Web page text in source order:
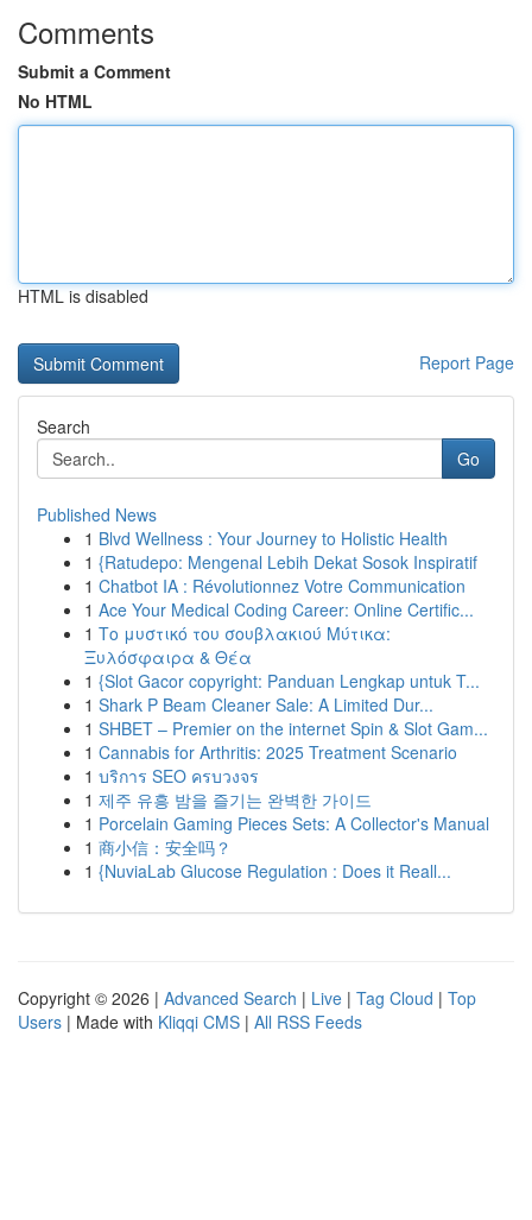
Comments
Submit a Comment
No HTML
HTML is disabled
Report Page
Search
Go
Published News
1 Blvd Wellness : Your Journey to Holistic Health
1 {Ratudepo: Mengenal Lebih Dekat Sosok Inspiratif
1 Chatbot IA : Révolutionnez Votre Communication
1 Ace Your Medical Coding Career: Online Certific...
1 Το μυστικό του σουβλακιού Μύτικα:
Ξυλόσφαιρα & Θέα
1 {Slot Gacor copyright: Panduan Lengkap untuk T...
1 Shark P Beam Cleaner Sale: A Limited Dur...
1 SHBET – Premier on the internet Spin & Slot Gam...
1 Cannabis for Arthritis: 2025 Treatment Scenario
1 บริการ SEO ครบวงจร
1 제주 유흥 밤을 즐기는 완벽한 가이드
1 Porcelain Gaming Pieces Sets: A Collector's Manual
1 商小信：安全吗？
1 {NuviaLab Glucose Regulation : Does it Reall...
Copyright © 2026 | Advanced Search | Live | Tag Cloud | Top
Users | Made with Kliqqi CMS | All RSS Feeds